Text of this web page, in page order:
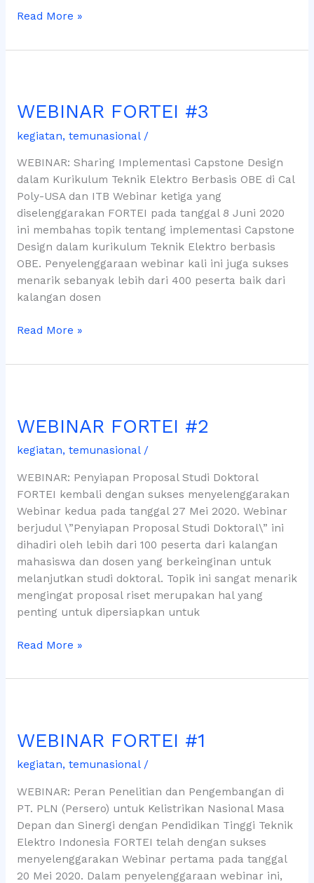
Read More »
WEBINAR FORTEI #3
kegiatan, temunasional/
WEBINAR: Sharing Implementasi Capstone Design
dalam Kurikulum Teknik Elektro Berbasis OBE di Cal
Poly-USA dan ITB Webinar ketiga yang
diselenggarakan FORTEI pada tanggal 8 Juni 2020
ini membahas topik tentang implementasi Capstone
Design dalam kurikulum Teknik Elektro berbasis
OBE. Penyelenggaraan webinar kali ini juga sukses
menarik sebanyak lebih dari 400 peserta baik dari
kalangan dosen
#3
Read More »
WEBINAR FORTEI #2
kegiatan, temunasional/
WEBINAR: Penyiapan Proposal Studi Doktoral
FORTEI kembali dengan sukses menyelenggarakan
Webinar kedua pada tanggal 27 Mei 2020. Webinar
berjudul \”Penyiapan Proposal Studi Doktoral\” ini
dihadiri oleh lebih dari 100 peserta dari kalangan
mahasiswa dan dosen yang berkeinginan untuk
melanjutkan studi doktoral. Topik ini sangat menarik
mengingat proposal riset merupakan hal yang
penting untuk dipersiapkan untuk
#2
Read More »
WEBINAR FORTEI #1
kegiatan, temunasional/
WEBINAR: Peran Penelitian dan Pengembangan di
PT. PLN (Persero) untuk Kelistrikan Nasional Masa
Depan dan Sinergi dengan Pendidikan Tinggi Teknik
Elektro Indonesia FORTEI telah dengan sukses
menyelenggarakan Webinar pertama pada tanggal
20 Mei 2020. Dalam penyelenggaraan webinar ini,
#1